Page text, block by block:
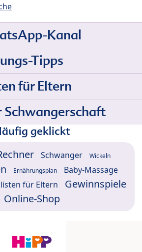
Kanal
Tipps
für Eltern
Schwangerschaft
geklickt
Schwanger Wickeln
Ernährungsplan Baby-Massage
für Eltern
Gewinnspiele
Online-Shop